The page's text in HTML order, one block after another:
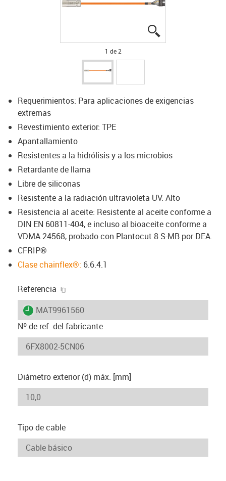
1 de 2
Requerimientos: Para aplicaciones de exigencias
extremas
Revestimiento exterior: TPE
Apantallamiento
Resistentes a la hidrólisis y a los microbios
Retardante de llama
Libre de siliconas
Resistente a la radiación ultravioleta UV: Alto
Resistencia al aceite: Resistente al aceite conforme a
DIN EN 60811-404, e incluso al bioaceite conforme a
VDMA 24568, probado con Plantocut 8 S-MB por DEA.
CFRIP®
Clase chainflex®: 6.6.4.1
Referencia
igus-icon-lieferzeit
MAT9961560
Nº de ref. del fabricante
Diámetro exterior (d) máx. [mm]
Tipo de cable